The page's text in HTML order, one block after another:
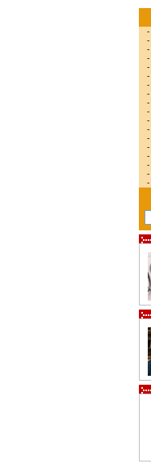
-
-
-
-
-
-
-
-
-
-
-
-
-
-
-
-
-
-